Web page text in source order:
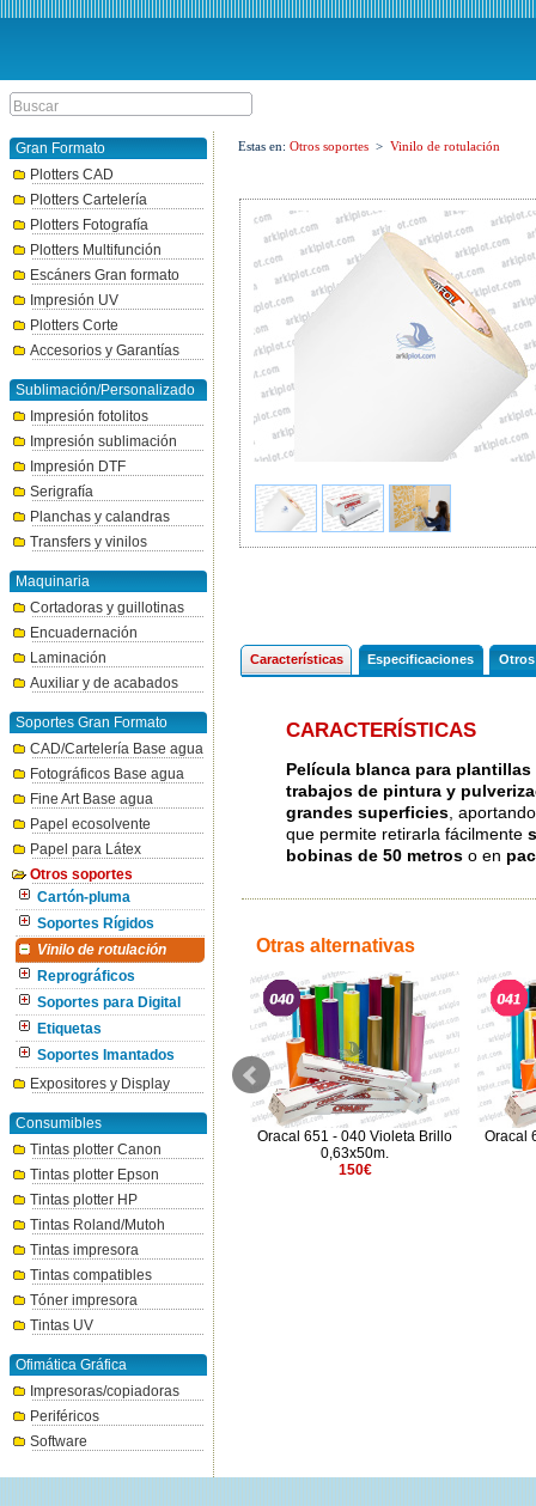
Gran Formato
Plotters CAD
Plotters Cartelería
Plotters Fotografía
Plotters Multifunción
Escáners Gran formato
Impresión UV
Plotters Corte
Accesorios y Garantías
Sublimación/Personalizado
Impresión fotolitos
Impresión sublimación
Impresión DTF
Serigrafía
Planchas y calandras
Transfers y vinilos
Maquinaria
Cortadoras y guillotinas
Encuadernación
Laminación
Auxiliar y de acabados
Soportes Gran Formato
CAD/Cartelería Base agua
Fotográficos Base agua
Fine Art Base agua
Papel ecosolvente
Papel para Látex
Otros soportes
Cartón-pluma
Soportes Rígidos
Vinilo de rotulación
Reprográficos
Soportes para Digital
Etiquetas
Soportes Imantados
Expositores y Display
Consumibles
Tintas plotter Canon
Tintas plotter Epson
Tintas plotter HP
Tintas Roland/Mutoh
Tintas impresora
Tintas compatibles
Tóner impresora
Tintas UV
Ofimática Gráfica
Impresoras/copiadoras
Periféricos
Software
Estas en: Otros soportes > Vinilo de rotulación
Características Especificaciones
CARACTERÍSTICAS
Película blanca para plantillas
trabajos de pintura y
grandes superficies,
que permite retirarla fácilmente
bobinas de 50 metroso en
Otras alternativas
Oracal 651 - 070 Negro Brillo
1,26x50m.
255.15€
Oracal 651 - 040 Violeta Brillo
0,63x50m.
150€
Oracal